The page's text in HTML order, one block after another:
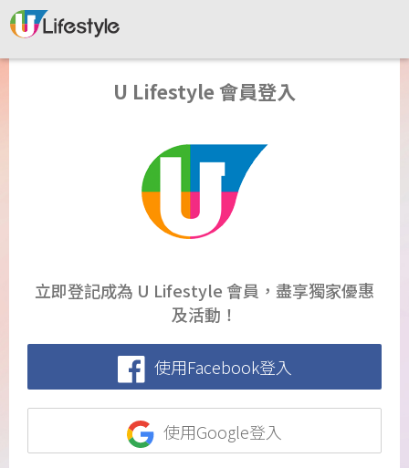
U Lifestyle 會員登入
立即登記成為 U Lifestyle 會員，盡享獨家優惠
及活動！
使用Facebook登入
使用Google登入